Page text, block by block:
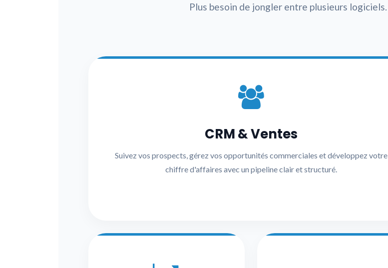
Plus besoin de jongler entre plusieurs logiciels.
CRM & Ventes
Suivez vos prospects, gérez vos opportunités commerciales et développez votre
chiffre d'affaires avec un pipeline clair et structuré.